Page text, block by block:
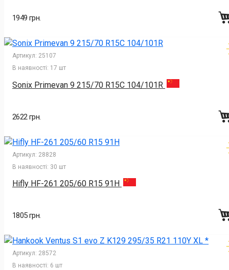
1949 грн.
Артикул: 25107
В наявності: 17 шт
Sonix Primevan 9 215/70 R15C 104/101R
2622 грн.
Артикул: 28828
В наявності: 30 шт
Hifly HF-261 205/60 R15 91H
1805 грн.
Артикул: 28572
В наявності: 6 шт